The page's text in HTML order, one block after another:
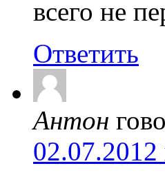
всего не
Ответить
Антон